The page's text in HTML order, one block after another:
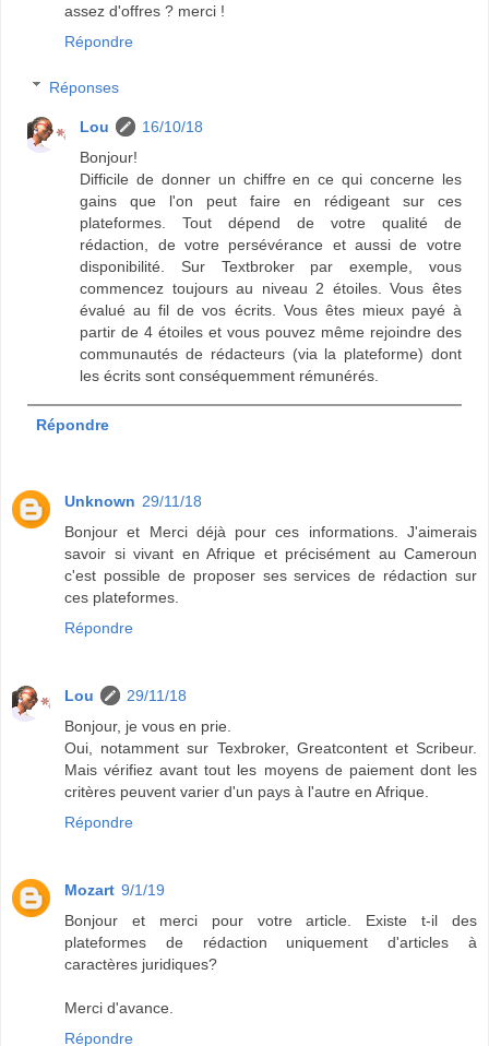
assez d'offres ? merci !
Répondre
Réponses
Lou
16/10/18
Bonjour!
Difficile de donner un chiffre en ce qui concerne les
gains que l'on peut faire en rédigeant sur ces
plateformes. Tout dépend de votre qualité de
rédaction, de votre persévérance et aussi de votre
disponibilité. Sur Textbroker par exemple, vous
commencez toujours au niveau 2 étoiles. Vous êtes
évalué au fil de vos écrits. Vous êtes mieux payé à
partir de 4 étoiles et vous pouvez même rejoindre des
communautés de rédacteurs (via la plateforme) dont
les écrits sont conséquemment rémunérés.
Répondre
Unknown 29/11/18
Bonjour et Merci déjà pour ces informations. J'aimerais
savoir si vivant en Afrique et précisément au Cameroun
c'est possible de proposer ses services de rédaction sur
ces plateformes.
Répondre
Lou
29/11/18
Bonjour, je vous en prie.
Oui, notamment sur Texbroker, Greatcontent et Scribeur.
Mais vérifiez avant tout les moyens de paiement dont les
critères peuvent varier d'un pays à l'autre en Afrique.
Répondre
Mozart 9/1/19
Bonjour et merci pour votre article. Existe t-il des
plateformes de rédaction uniquement d'articles à
caractères juridiques?
Merci d'avance.
Répondre